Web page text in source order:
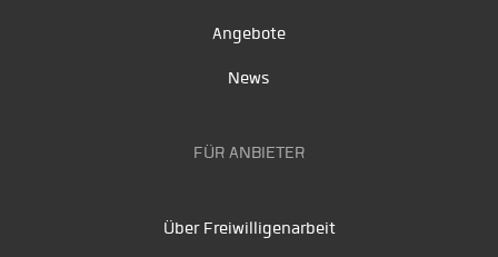
Angebote
News
FÜR ANBIETER
Über Freiwilligenarbeit